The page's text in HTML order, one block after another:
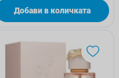
Добави в количката